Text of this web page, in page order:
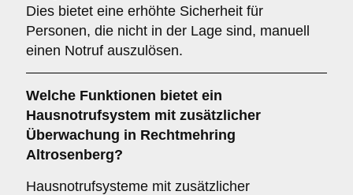
Dies bietet eine erhöhte Sicherheit für
Personen, die nicht in der Lage sind, manuell
einen Notruf auszulösen.
Welche Funktionen bietet ein
Hausnotrufsystem mit zusätzlicher
Überwachung in Rechtmehring
Altrosenberg?
Hausnotrufsysteme mit zusätzlicher